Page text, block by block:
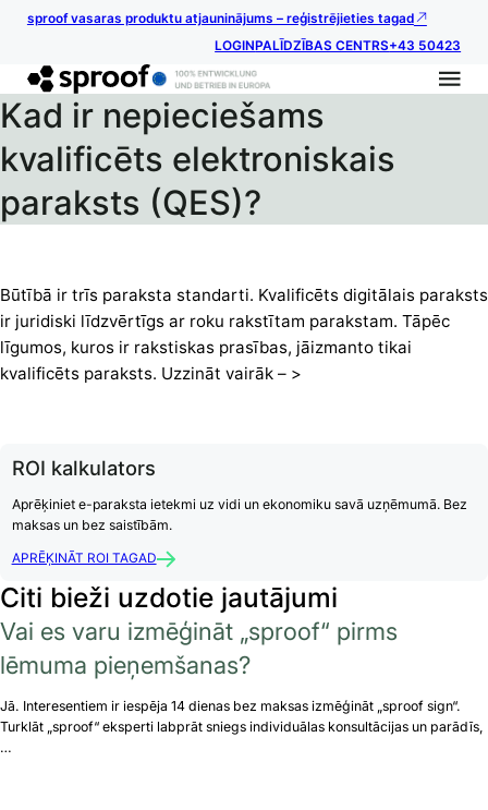
sproof vasaras produktu atjauninājums – reģistrējieties tagad
LOGINPALĪDZĪBAS CENTRS+43 50423
Kad ir nepieciešams
kvalificēts elektroniskais
paraksts (QES)?
Būtībā ir trīs paraksta standarti. Kvalificēts digitālais paraksts
ir juridiski līdzvērtīgs ar roku rakstītam parakstam. Tāpēc
līgumos, kuros ir rakstiskas prasības, jāizmanto tikai
kvalificēts paraksts. Uzzināt vairāk – >
ROI kalkulators
Aprēķiniet e-paraksta ietekmi uz vidi un ekonomiku savā uzņēmumā. Bez
maksas un bez saistībām.
APRĒĶINĀT ROI TAGAD
Citi bieži uzdotie jautājumi
Vai es varu izmēģināt „sproof“ pirms
lēmuma pieņemšanas?
Jā. Interesentiem ir iespēja 14 dienas bez maksas izmēģināt „sproof sign“.
Turklāt „sproof“ eksperti labprāt sniegs individuālas konsultācijas un parādīs,
…